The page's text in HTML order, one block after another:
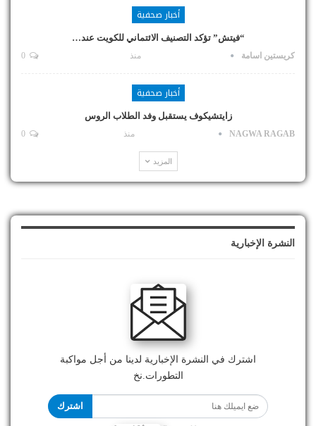
أخبار صحفية
“فيتش” تؤكد التصنيف الائتماني للكويت عند…
كريستين اسامة منذ
أخبار صحفية
زايتشيكوف يستقبل وفد الطلاب الروس
NAGWA RAGAB منذ
المزيد
النشرة الإخبارية
اشترك في النشرة الإخبارية لدينا من أجل مواكبة
التطورات.نخ
اشترك